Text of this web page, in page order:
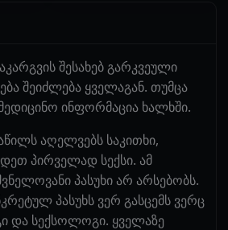
შესახებ გარკვეული
შეიძლება ყველაგან. თუმცა
ინფორმაცია ხალხში.
აღელვებს საკითხი,
პირველად სექსი. ამ
პასუხი არ არსებობს.
პასუხს ვერ გასცემს ვერც
და სექსოლოგი. ყველაზე